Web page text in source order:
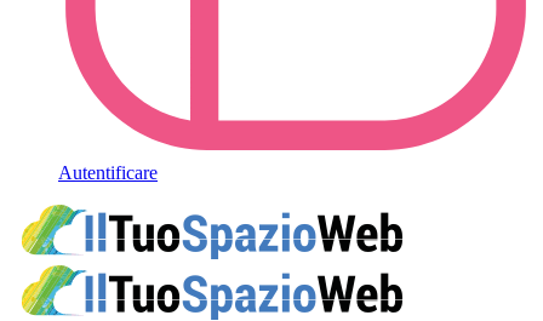
Autentificare